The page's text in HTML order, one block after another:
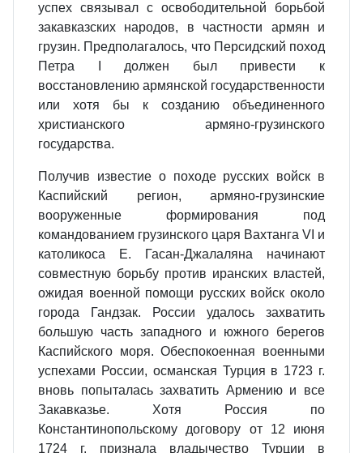
успех связывал с освободительной борьбой
закавказских народов, в частности армян и
грузин. Предполагалось, что Персидский поход
Петра I должен был привести к
восстановлению армянской государственности
или хотя бы к созданию объединенного
христианского армяно-грузинского
государства.
Получив известие о походе русских войск в
Каспийский регион, армяно-грузинские
вооруженные формирования под
командованием грузинского царя Вахтанга VI и
католикоса Е. Гасан-Джалаляна начинают
совместную борьбу против иранских властей,
ожидая военной помощи русских войск около
города Гандзак. России удалось захватить
большую часть западного и южного берегов
Каспийского моря. Обеспокоенная военными
успехами России, османская Турция в 1723 г.
вновь попыталась захватить Армению и все
Закавказье. Хотя Россия по
Константинопольскому договору от 12 июня
1724 г. признала владычество Турции в